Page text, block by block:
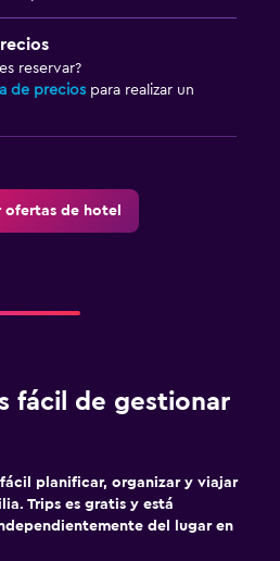
reservar?
de precios para realizar un
ofertas de hotel
fácil de gestionar
fácil planificar, organizar y viajar
Trips es gratis y está
del lugar en